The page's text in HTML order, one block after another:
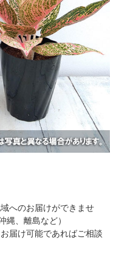
へのお届けができませ
縄、離島など）
届け可能であればご相談